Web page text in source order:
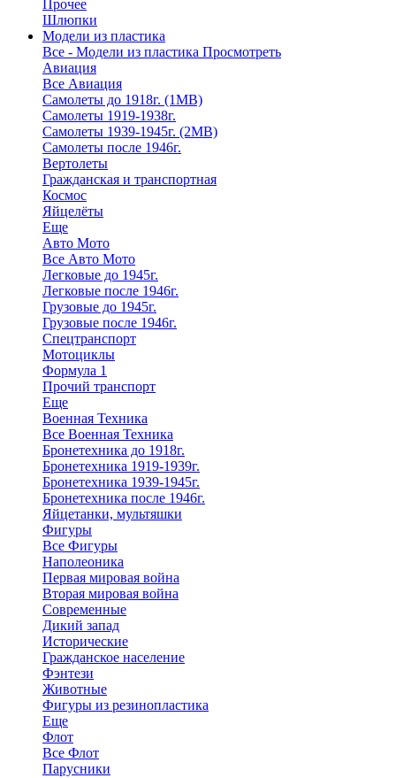
Прочее
Шлюпки
Модели из пластика
Все - Модели из пластика Просмотреть
Авиация
Все Авиация
Самолеты до 1918г. (1МВ)
Самолеты 1919-1938г.
Самолеты 1939-1945г. (2МВ)
Самолеты после 1946г.
Вертолеты
Гражданская и транспортная
Космос
Яйцелёты
Еще
Авто Мото
Все Авто Мото
Легковые до 1945г.
Легковые после 1946г.
Грузовые до 1945г.
Грузовые после 1946г.
Спецтранспорт
Мотоциклы
Формула 1
Прочий транспорт
Еще
Военная Техника
Все Военная Техника
Бронетехника до 1918г.
Бронетехника 1919-1939г.
Бронетехника 1939-1945г.
Бронетехника после 1946г.
Яйцетанки, мультяшки
Фигуры
Все Фигуры
Наполеоника
Первая мировая война
Вторая мировая война
Современные
Дикий запад
Исторические
Гражданское население
Фэнтези
Животные
Фигуры из резинопластика
Еще
Флот
Все Флот
Парусники